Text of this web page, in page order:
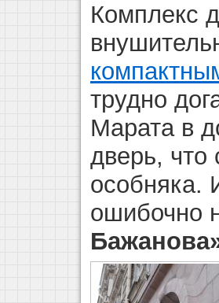
Комплекс
трудно
Марата в
дверь, что
особняка.
ошибочно